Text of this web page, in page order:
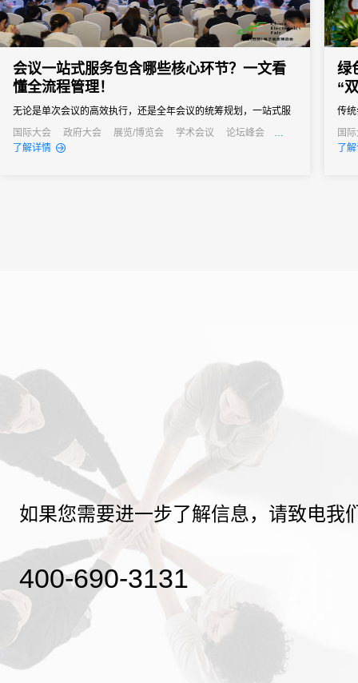
会议一站式服务包含哪些核心环节？一文看
懂全流程管理！
无论是单次会议的高效执行，还是全年会议的统筹规划，一站式服
务都能成为主办方的得力助手，帮助企业在节省成本的同时，提升
会议影响力，实现办会目标。
国际大会 政府大会 展览/博览会 学术会议
论坛峰会
线上活动
公关活动
了解详情
绿
“
传
业
国
线
了
如果您需要进一步了解信息，请致电我
400-690-3131